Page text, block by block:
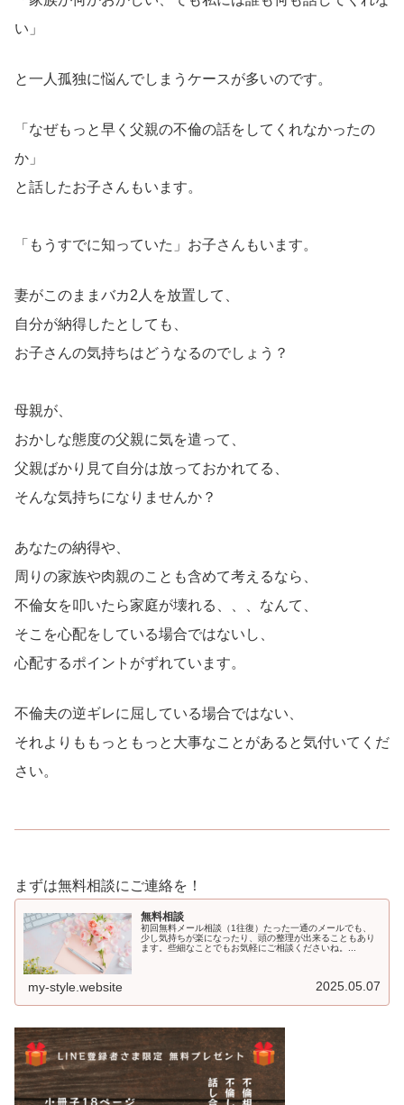
い」
と一人孤独に悩んでしまうケースが多いのです。
「なぜもっと早く父親の不倫の話をしてくれなかったの
か」
と話したお子さんもいます。
「もうすでに知っていた」お子さんもいます。
妻がこのままバカ2人を放置して、
自分が納得したとしても、
お子さんの気持ちはどうなるのでしょう？
母親が、
おかしな態度の父親に気を遣って、
父親ばかり見て自分は放っておかれてる、
そんな気持ちになりませんか？
あなたの納得や、
周りの家族や肉親のことも含めて考えるなら、
不倫女を叩いたら家庭が壊れる、、、なんて、
そこを心配をしている場合ではないし、
心配するポイントがずれています。
不倫夫の逆ギレに屈している場合ではない、
それよりももっともっと大事なことがあると気付いてくだ
さい。
まずは無料相談にご連絡を！
無料相談
初回無料メール相談（1往復）たった一通のメールでも、
少し気持ちが楽になったり、頭の整理が出来ることもあり
ます。些細なことでもお気軽にご相談くださいね。...
my-style.website 2025.05.07